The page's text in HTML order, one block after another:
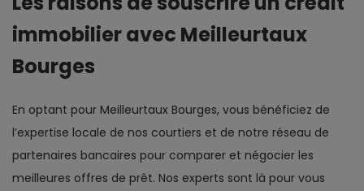
immobilier avec Meilleurtaux
Bourges
En optant pour Meilleurtaux Bourges, vous bénéficiez de
l’expertise locale de nos courtiers et de notre réseau de
partenaires bancaires pour comparer et négocier les
meilleures offres de prêt. Nos experts sont là pour vous